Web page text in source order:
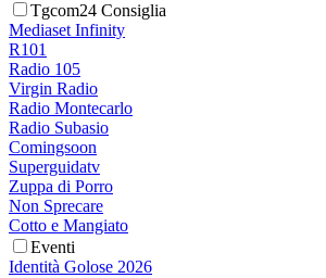
Tgcom24 Consiglia
Mediaset Infinity
R101
Radio 105
Virgin Radio
Radio Montecarlo
Radio Subasio
Comingsoon
Superguidatv
Zuppa di Porro
Non Sprecare
Cotto e Mangiato
Eventi
Identità Golose 2026